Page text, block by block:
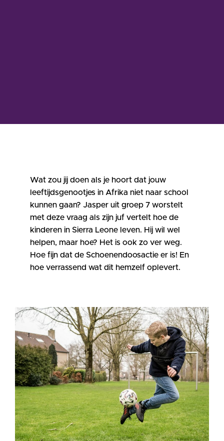
Wat zou jij doen als je hoort dat jouw
leeftijdsgenootjes in Afrika niet naar school
kunnen gaan? Jasper uit groep 7 worstelt
met deze vraag als zijn juf vertelt hoe de
kinderen in Sierra Leone leven. Hij wil wel
helpen, maar hoe? Het is ook zo ver weg.
Hoe fijn dat de Schoenendoosactie er is! En
hoe verrassend wat dit hemzelf oplevert.